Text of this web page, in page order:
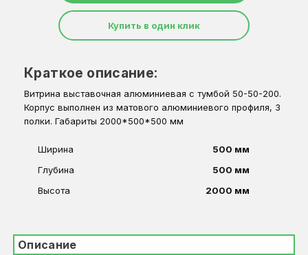
Купить в один клик
Краткое описание:
Витрина выставочная алюминиевая с тумбой 50-50-200.
Корпус выполнен из матового алюминиевого профиля, 3
полки. Габариты 2000*500*500 мм
Ширина
500 мм
Глубина
500 мм
Высота
2000 мм
Описание